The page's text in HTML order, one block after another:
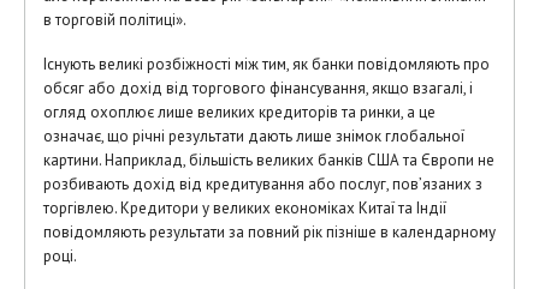
в торговій політиці».
Існують великі розбіжності між тим, як банки повідомляють про
обсяг або дохід від торгового фінансування, якщо взагалі, і
огляд охоплює лише великих кредиторів та ринки, а це
означає, що річні результати дають лише знімок глобальної
картини. Наприклад, більшість великих банків США та Європи не
розбивають дохід від кредитування або послуг, пов’язаних з
торгівлею. Кредитори у великих економіках Китаї та Індії
повідомляють результати за повний рік пізніше в календарному
році.